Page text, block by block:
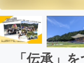
「伝承」